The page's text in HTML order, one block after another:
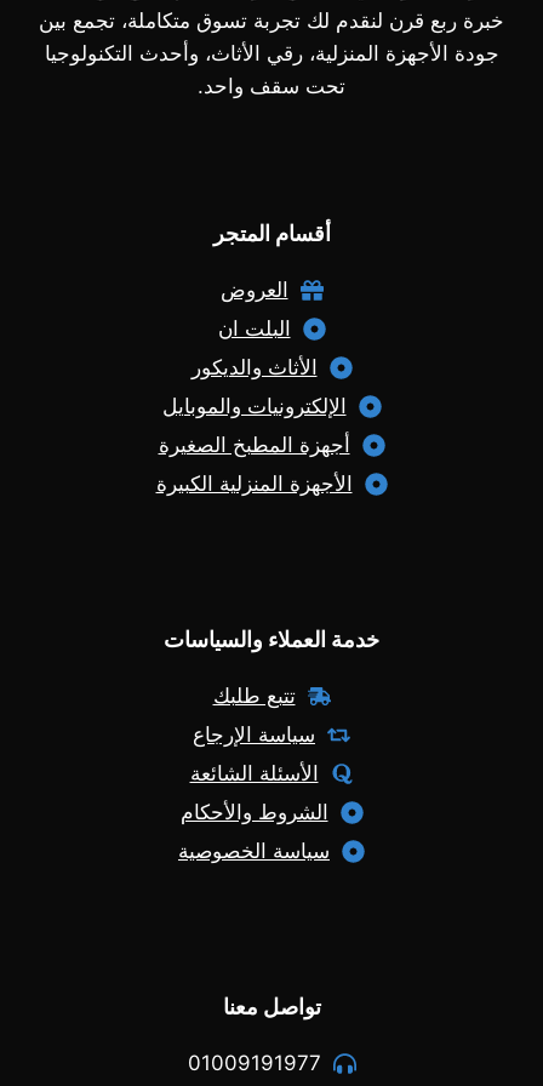
خبرة ربع قرن لنقدم لك تجربة تسوق متكاملة، تجمع بين
جودة الأجهزة المنزلية، رقي الأثاث، وأحدث التكنولوجيا
تحت سقف واحد.
أقسام المتجر
العروض
البلت ان
الأثاث والديكور
الإلكترونيات والموبايل
أجهزة المطبخ الصغيرة
الأجهزة المنزلية الكبيرة
خدمة العملاء والسياسات
تتبع طلبك
سياسة الإرجاع
الأسئلة الشائعة
الشروط والأحكام
سياسة الخصوصية
تواصل معنا
01009191977